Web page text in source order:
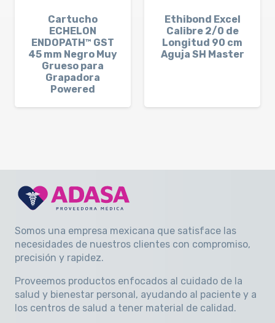
Cartucho
ECHELON
ENDOPATH™ GST
45 mm Negro Muy
Grueso para
Grapadora
Powered
Ethibond Excel
Calibre 2/0 de
Longitud 90 cm
Aguja SH Master
Somos una empresa mexicana que satisface las
necesidades de nuestros clientes con compromiso,
precisión y rapidez.
Proveemos productos enfocados al cuidado de la
salud y bienestar personal, ayudando al paciente y a
los centros de salud a tener material de calidad.